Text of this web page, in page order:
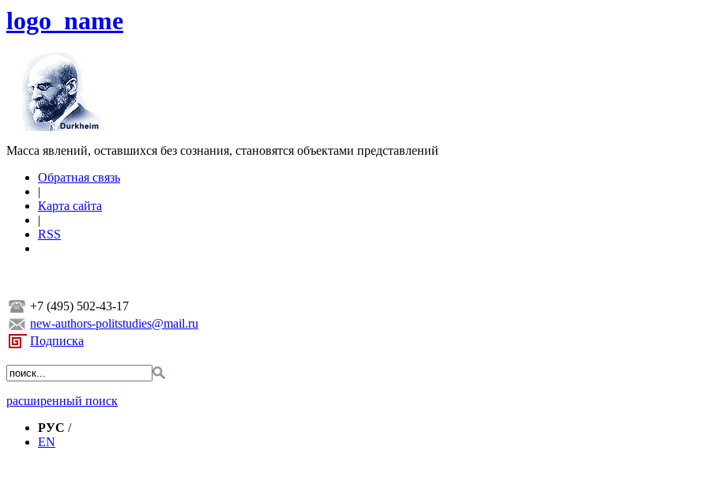
logo_name
Масса явлений, оставшихся без сознания, становятся объектами представлений
Обратная связь
|
Карта сайта
|
RSS
+7 (495) 502-43-17
new-authors-politstudies@mail.ru
Подписка
расширенный поиск
РУС /
EN